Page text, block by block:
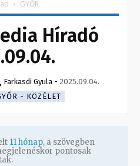
GYŐR
Híradó
Farkasdi Gyula - 2025.09.04.
- KÖZÉLET
11 hónap, a szövegben
pontosak